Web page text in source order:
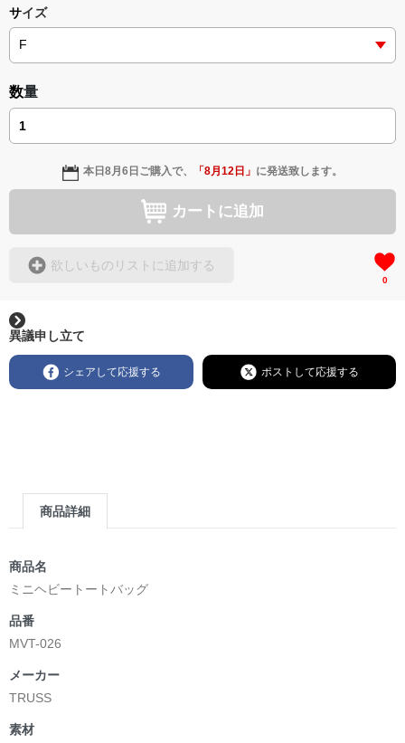
purpose: bringing people closer together.
① Hello Collection
日本語
たった一言の「Hello」が、世界を近くする。
笑顔とともに交わされる「Hello」は、国境や言語を越え、人
す。
タイルコレクション。
English 4 U!が大切にしてきた語学教育、多文化共生、国際交
流への想いを、一枚のTシャツに込めました。
One word. Endless possibilities.
A simple “Hello” is often the beginning of something
meaningful.
It can spark a conversation, build a friendship, or bridge
cultures that once seemed far apart.
Inspired by the mission of English 4 U!, the Hello Collection
celebrates language, curiosity, and the beauty of human
connection.
サイズ
数量
本日8月6日 ご購入で、 「8月12日 」 に発送致します。
カートに追加
欲しいものリストに追加する
0
異議申し立て
シェアして応援する ポストして応援する
商品詳細
商品名
ミニヘビートートバッグ
品番
MVT-026
メーカー
TRUSS
素材